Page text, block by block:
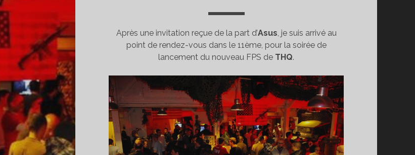
Après une invitation reçue de la part d’Asus, je suis arrivé au
point de rendez-vous dans le 11ème, pour la soirée de
lancement du nouveau FPS de THQ.